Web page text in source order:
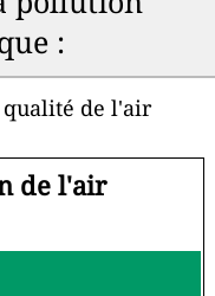
:
qualité de l'air
de l'air